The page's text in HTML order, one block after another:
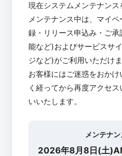
現在システムメンテナンス
メンテナンス中は、マイ
録・リリース申込み・ご
能など)およびサービスサ
ジなど)がご利用いただけま
お客様にはご迷惑をおか
く経ってから再度アクセ
いいたします。
メンテナ
2026年8月8日(土